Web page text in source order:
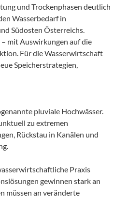
und Trockenphasen deutlich
Wasserbedarf in
Südosten Österreichs.
mit Auswirkungen auf die
Für die Wasserwirtschaft
Speicherstrategien,
pluviale Hochwässer.
zu extremen
Rückstau in Kanälen und
Praxis
gewinnen stark an
müssen an veränderte